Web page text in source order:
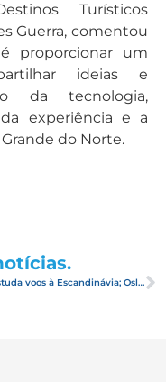
Turísticos
Guerra, comentou
proporcionar um
ideias e
da tecnologia,
da experiência e a
do Norte.
Natal estuda voos à Escandinávia; Oslo e Estocolmo são alvos